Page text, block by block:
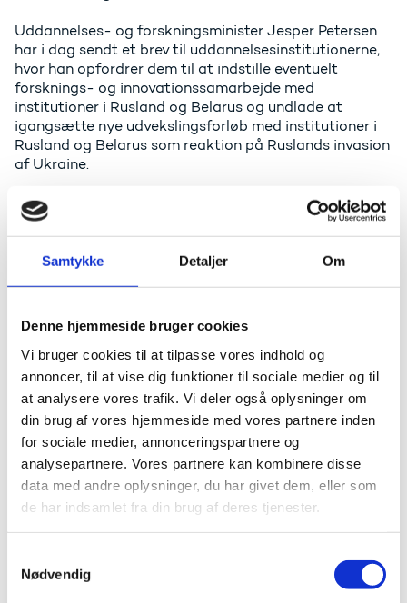
Samtykke Detaljer Om
Denne hjemmeside bruger cookies
Vi bruger cookies til at tilpasse vores indhold og
annoncer, til at vise dig funktioner til sociale medier og til
at analysere vores trafik. Vi deler også oplysninger om
din brug af vores hjemmeside med vores partnere inden
for sociale medier, annonceringspartnere og
analysepartnere. Vores partnere kan kombinere disse
data med andre oplysninger, du har givet dem, eller som
de har indsamlet fra din brug af deres tjenester.
Nødvendig
Uddannelses- og forskningsminister Jesper Petersen
har i dag sendt et brev til uddannelsesinstitutionerne,
hvor han opfordrer dem til at indstille eventuelt
forsknings- og innovationssamarbejde med
institutioner i Rusland og Belarus og undlade at
igangsætte nye udvekslingsforløb med institutioner i
Rusland og Belarus som reaktion på Ruslands invasion
af Ukraine.
- Jeg opfordrer universiteterne og de videregående
uddannelsesinstitutioner til at indstille deres
samarbejde med institutioner i Rusland og Belarus.
Det vil være et klart signal om, at aggressioner
medfører isolation i det internationale samfund.
Regeringen fordømmer Rusland og Belarus' handlinger
uddannelses- og forskningsminister Jesper Petersen.
Opfordringen gælder i særlig grad samarbejder med
parter, der er tilknyttet det officielle Rusland og
Belarus.
Ministeren opfordrer de institutioner, som stadig måtte
have studerende på studieophold i Rusland og Belarus,
til at række ud til dem og hjælpe dem, hvis de har
behov for det, herunder med hjemrejse. Det er vigtigt,
at de tilmelder sig Udenrigsministeriets danskerliste og
nøje følger Udenrigsministeriets rejsevejledning for